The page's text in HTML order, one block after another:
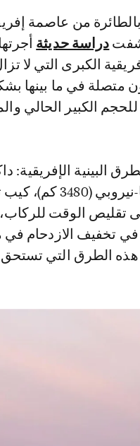
دراسة حديثة
الكبرى التي
متصلة في ما بينها
الكبير الحالي
تقليص الوقت
تخفيف الازدحام في
هذه الطرق التي تستحق